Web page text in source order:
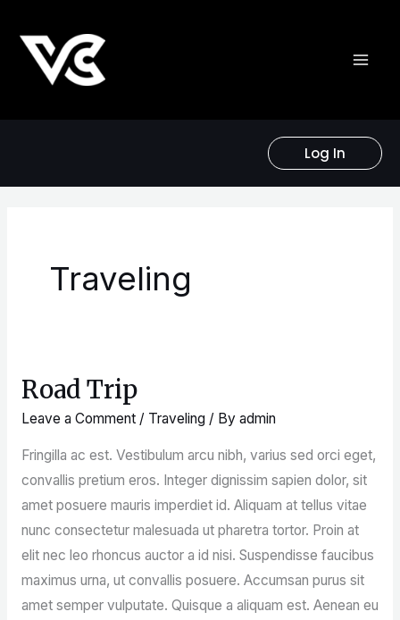
content
Log In
Traveling
Road Trip
Leave a Comment / Traveling / By admin
Fringilla ac est. Vestibulum arcu nibh, varius sed orci eget,
convallis pretium eros. Integer dignissim sapien dolor, sit
amet posuere mauris imperdiet id. Aliquam at tellus vitae
nunc consectetur malesuada ut pharetra tortor. Proin at
elit nec leo rhoncus auctor a id nisi. Suspendisse faucibus
maximus urna, ut convallis posuere. Accumsan purus sit
amet semper vulputate. Quisque a aliquam est. Aenean eu
Road
Trip